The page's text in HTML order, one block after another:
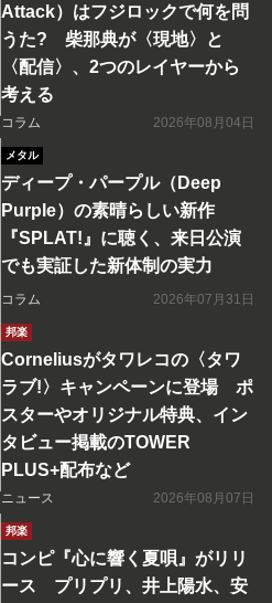
Attack）はフジロックで何を問
うた? 柴那典が〈現地〉と
〈配信〉、2つのレイヤーから
考える
コラム 2026年08月04日
メタル
ディープ・パープル（Deep
Purple）の素晴らしい新作
『SPLAT!』に聴く、来日公演
でも実証した新体制の実力
コラム 2026年07月31日
邦楽
Corneliusがタワレコの〈タワ
ラブ!〉キャンペーンに登場 ポ
スターやオリジナル特典、イン
タビュー掲載のTOWER
PLUS+配布など
ニュース 2026年08月07日
邦楽
コンピ『心に響く夏唄』がリリ
ース プリプリ、井上陽水、安